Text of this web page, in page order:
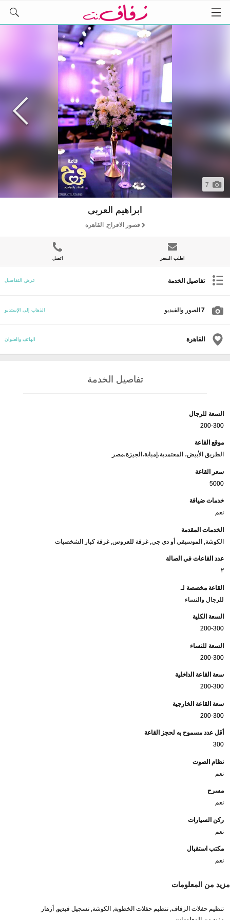
7
ابراهيم العربى
قصور الافراح, القاهرة
اطلب السعر اتصل
تفاصيل الخدمة عرض التفاصيل
7 الصور والفيديو الذهاب إلى الإستديو
القاهرة الهاتف والعنوان
تفاصيل الخدمة
السعة للرجال
200-300
موقع القاعة
الطريق الأبيض، المعتمدية،إمبابة،الجيزة،مصر
سعر القاعة
5000
خدمات ضيافة
نعم
الخدمات المقدمة
الكوشة, الموسيقى أو دي جي, غرفة للعروس, غرفة كبار الشخصيات
عدد القاعات في الصالة
٢
القاعة مخصصة لـ
للرجال والنساء
السعة الكلية
200-300
السعة للنساء
200-300
سعة القاعة الداخلية
200-300
سعة القاعة الخارجية
200-300
أقل عدد مسموح به لحجز القاعة
300
نظام الصوت
نعم
مسرح
نعم
ركن السيارات
نعم
مكتب استقبال
نعم
مزيد من المعلومات
تنظيم حفلات الزفاف, تنظيم حفلات الخطوبة, الكوشة, تسجيل فيديو, أزهار